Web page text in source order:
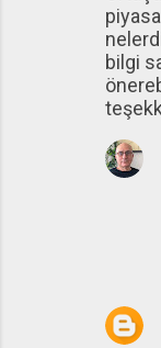
bilgi